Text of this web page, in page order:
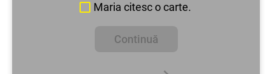
Maria citesc o carte.
Continuă